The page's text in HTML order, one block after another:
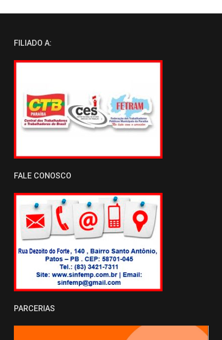
FILIADO A:
FALE CONOSCO
PARCERIAS